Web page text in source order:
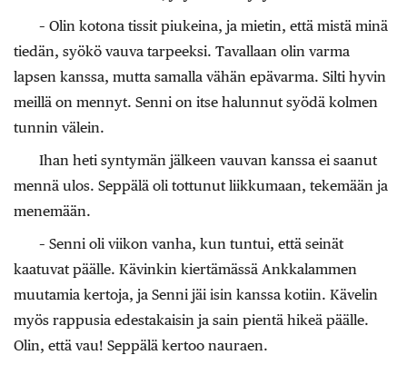
– Olin kotona tissit piukeina, ja mietin, että mistä minä
tiedän, syökö vauva tarpeeksi. Tavallaan olin varma
lapsen kanssa, mutta samalla vähän epävarma. Silti hyvin
meillä on mennyt. Senni on itse halunnut syödä kolmen
tunnin välein.
Ihan heti syntymän jälkeen vauvan kanssa ei saanut
mennä ulos. Seppälä oli tottunut liikkumaan, tekemään ja
menemään.
– Senni oli viikon vanha, kun tuntui, että seinät
kaatuvat päälle. Kävinkin kiertämässä Ankkalammen
muutamia kertoja, ja Senni jäi isin kanssa kotiin. Kävelin
myös rappusia edestakaisin ja sain pientä hikeä päälle.
Olin, että vau! Seppälä kertoo nauraen.